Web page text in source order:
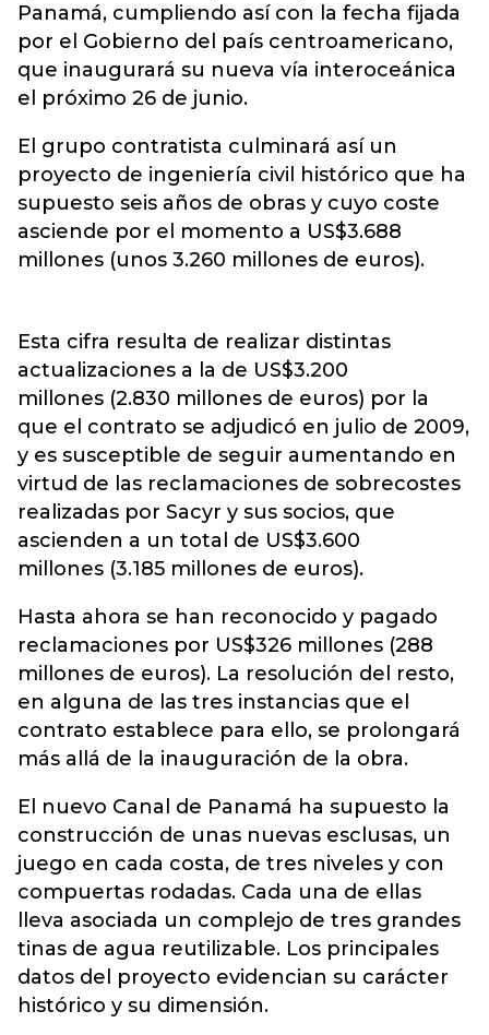
Panamá, cumpliendo así con la fecha fijada
por el Gobierno del país centroamericano,
que inaugurará su nueva vía interoceánica
el próximo 26 de junio.
El grupo contratista culminará así un
proyecto de ingeniería civil histórico que ha
supuesto seis años de obras y cuyo coste
asciende por el momento a US$3.688
millones (unos 3.260 millones de euros).
Esta cifra resulta de realizar distintas
actualizaciones a la de US$3.200
millones (2.830 millones de euros) por la
que el contrato se adjudicó en julio de 2009,
y es susceptible de seguir aumentando en
virtud de las reclamaciones de sobrecostes
realizadas por Sacyr y sus socios, que
ascienden a un total de US$3.600
millones (3.185 millones de euros).
Hasta ahora se han reconocido y pagado
reclamaciones por US$326 millones (288
millones de euros). La resolución del resto,
en alguna de las tres instancias que el
contrato establece para ello, se prolongará
más allá de la inauguración de la obra.
El nuevo Canal de Panamá ha supuesto la
construcción de unas nuevas esclusas, un
juego en cada costa, de tres niveles y con
compuertas rodadas. Cada una de ellas
lleva asociada un complejo de tres grandes
tinas de agua reutilizable. Los principales
datos del proyecto evidencian su carácter
histórico y su dimensión.